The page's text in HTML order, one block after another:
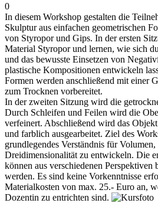
0
In diesem Workshop gestalten die
Skulptur aus einfachen geometrischen
von Styropor und Gips. In der ersten
Material Styropor und lernen, wie sich
und das bewusste Einsetzen von
plastische Kompositionen entwickeln
Formen werden anschließend mit einer
zum Trocknen vorbereitet.
In der zweiten Sitzung wird die
Durch Schleifen und Feilen wird die
verfeinert. Abschließend wird das
und farblich ausgearbeitet. Ziel des
grundlegendes Verständnis für
Dreidimensionalität zu entwickeln. Die
können aus verschiedenen Perspektiven
werden. Es sind keine Vorkenntnisse
Materialkosten von max. 25.- Euro an,
Dozentin zu entrichten sind.